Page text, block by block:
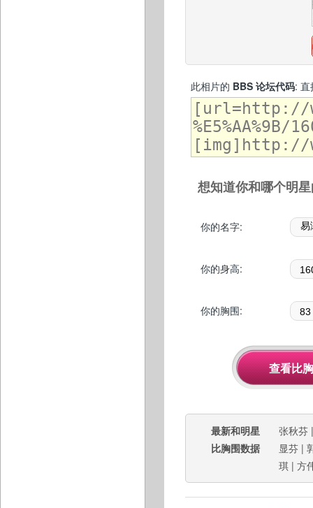
此相片的 BBS 论坛代码: 直
想知道你和哪个明
你的名字:
你的身高:
你的胸围:
最新和明星
比胸围数据
张秋芬
显芬 |
琪 | 方